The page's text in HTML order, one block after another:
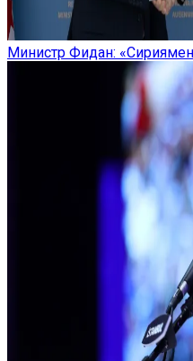
Министр Фидан: